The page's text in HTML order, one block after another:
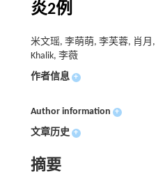
炎2例
米文瑶, 李萌萌, 李芙蓉, 肖月,
Khalik, 李薇
作者信息 +
Author information +
文章历史 +
摘要